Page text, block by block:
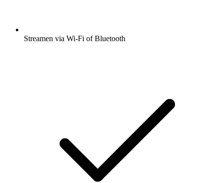
Streamen via Wi-Fi of Bluetooth